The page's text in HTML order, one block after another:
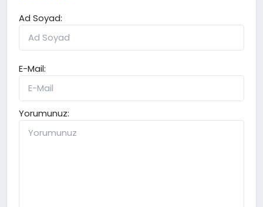
Ad Soyad:
E-Mail:
Yorumunuz: